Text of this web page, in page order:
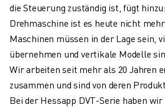
die Steuerung zuständig ist, fügt
Drehmaschine ist es heute nicht
Maschinen müssen in der Lage sein,
übernehmen und vertikale Modelle
Wir arbeiten seit mehr als 20 Jahren
zusammen und sind von deren
Bei der Hessapp DVT-Serie haben